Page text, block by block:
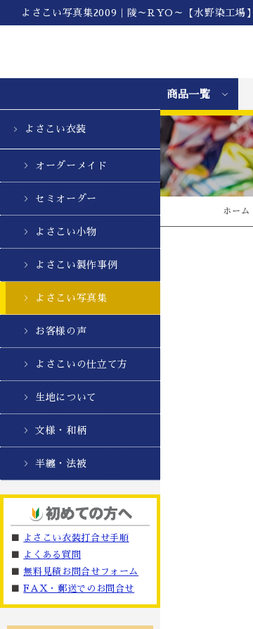
よさこい写真集2009｜陵～RYO～【水野染工場】
商品一覧
よさこい衣装
オーダーメイド
セミオーダー
よさこい小物
よさこい製作事例
よさこい写真集
お客様の声
よさこいの仕立て方
生地について
文様・和柄
半纏・法被
■
よさこい衣装打合せ手順
■
よくある質問
■無料見積お問合せフォーム
■FAX・郵送でのお問合せ
ホーム